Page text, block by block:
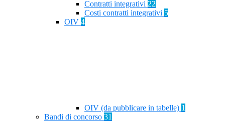
Contratti integrativi 22
Costi contratti integrativi 5
OIV 4
OIV (da pubblicare in tabelle) 1
Bandi di concorso 31